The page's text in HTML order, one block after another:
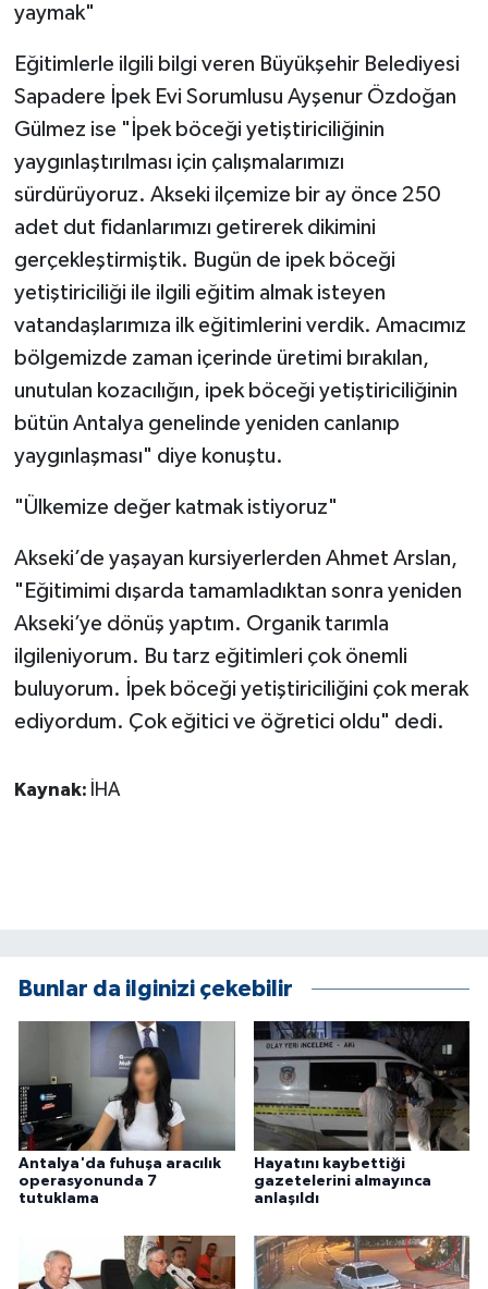
yaymak"
Eğitimlerle ilgili bilgi veren Büyükşehir Belediyesi
Sapadere İpek Evi Sorumlusu Ayşenur Özdoğan
Gülmez ise "İpek böceği yetiştiriciliğinin
yaygınlaştırılması için çalışmalarımızı
sürdürüyoruz. Akseki ilçemize bir ay önce 250
adet dut fidanlarımızı getirerek dikimini
gerçekleştirmiştik. Bugün de ipek böceği
yetiştiriciliği ile ilgili eğitim almak isteyen
vatandaşlarımıza ilk eğitimlerini verdik. Amacımız
bölgemizde zaman içerinde üretimi bırakılan,
unutulan kozacılığın, ipek böceği yetiştiriciliğinin
bütün Antalya genelinde yeniden canlanıp
yaygınlaşması" diye konuştu.
"Ülkemize değer katmak istiyoruz"
Akseki’de yaşayan kursiyerlerden Ahmet Arslan,
"Eğitimimi dışarda tamamladıktan sonra yeniden
Akseki’ye dönüş yaptım. Organik tarımla
ilgileniyorum. Bu tarz eğitimleri çok önemli
buluyorum. İpek böceği yetiştiriciliğini çok merak
ediyordum. Çok eğitici ve öğretici oldu" dedi.
Kaynak: İHA
Bunlar da ilginizi çekebilir
Antalya'da fuhuşa aracılık
operasyonunda 7
tutuklama
Hayatını kaybettiği
gazetelerini almayınca
anlaşıldı